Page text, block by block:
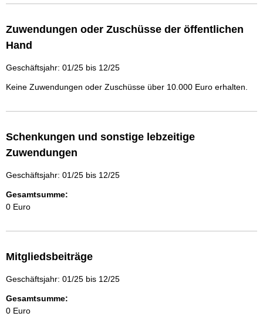
Zuwendungen oder Zuschüsse der öffentlichen
Hand
Geschäftsjahr: 01/25 bis 12/25
Keine Zuwendungen oder Zuschüsse über 10.000 Euro erhalten.
Schenkungen und sonstige lebzeitige
Zuwendungen
Geschäftsjahr: 01/25 bis 12/25
Gesamtsumme:
0 Euro
Mitgliedsbeiträge
Geschäftsjahr: 01/25 bis 12/25
Gesamtsumme:
0 Euro